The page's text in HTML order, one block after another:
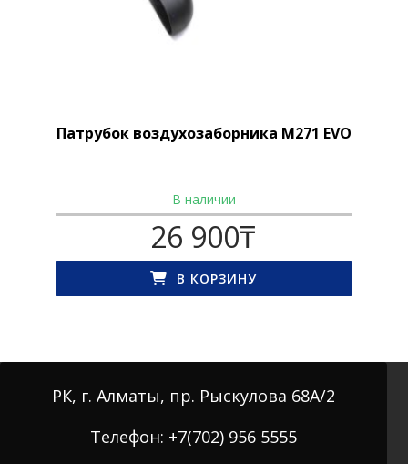
Патрубок воздухозаборника М271 EVO
В наличии
26 900₸
В КОРЗИНУ
РК, г. Алматы, пр. Рыскулова 68А/2
Телефон: +7(702) 956 5555